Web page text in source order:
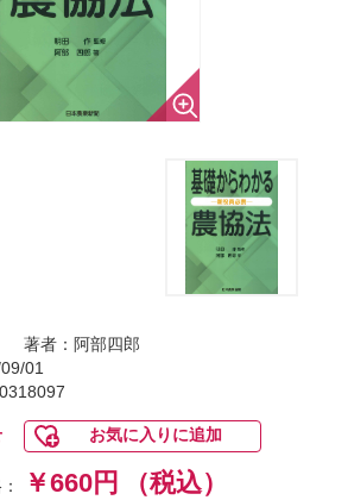
著者：阿部四郎
01
お気に入りに追加
￥660円 （税込）